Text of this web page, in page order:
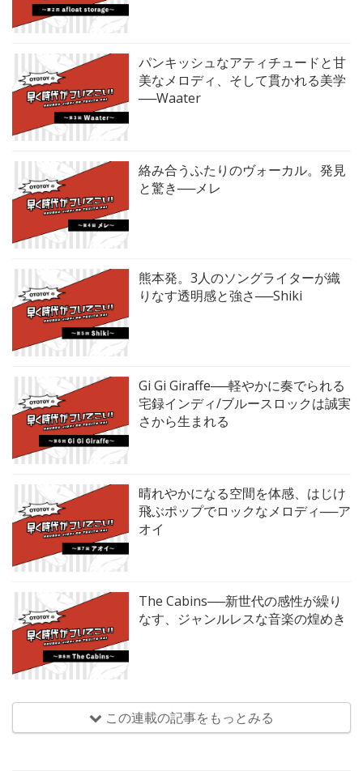
パンキッシュなアティチュードと甘
美なメロディ、そして貫かれる美学
──Waater
絡み合うふたりのヴォーカル。発見
と驚き──メレ
熊本発。3人のソングライターが織
りなす透明感と強さ──Shiki
Gi Gi Giraffe──軽やかに奏でられる
宅録インディ/ブルースロックは誠実
さから生まれる
晴れやかになる空間を体感、はじけ
飛ぶポップでロックなメロディ──ア
オイ
The Cabins──新世代の感性が繰り
なす、ジャンルレスな音楽の煌めき
この連載の記事をもっとみる